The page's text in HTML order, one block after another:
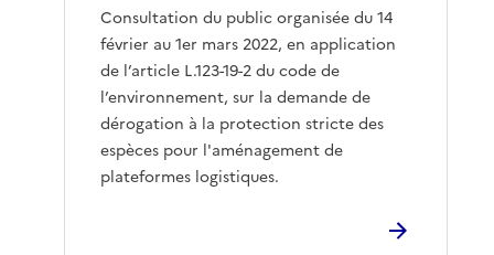
Consultation du public organisée du 14
février au 1er mars 2022, en application
de l’article L.123-19-2 du code de
l’environnement, sur la demande de
dérogation à la protection stricte des
espèces pour l'aménagement de
plateformes logistiques.